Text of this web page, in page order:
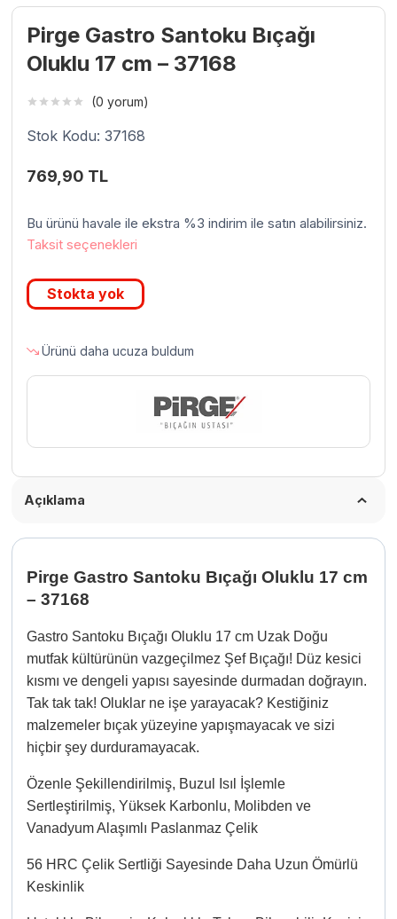
Pirge Gastro Santoku Bıçağı
Oluklu 17 cm – 37168
(0 yorum)
Stok Kodu: 37168
769,90 TL
Bu ürünü havale ile ekstra %3 indirim ile satın alabilirsiniz.
Taksit seçenekleri
Stokta yok
Ürünü daha ucuza buldum
Açıklama
Pirge Gastro Santoku Bıçağı Oluklu 17 cm
– 37168
Gastro Santoku Bıçağı Oluklu 17 cm Uzak Doğu
mutfak kültürünün vazgeçilmez Şef Bıçağı! Düz kesici
kısmı ve dengeli yapısı sayesinde durmadan doğrayın.
Tak tak tak! Oluklar ne işe yarayacak? Kestiğiniz
malzemeler bıçak yüzeyine yapışmayacak ve sizi
hiçbir şey durduramayacak.
Özenle Şekillendirilmiş, Buzul Isıl İşlemle
Sertleştirilmiş, Yüksek Karbonlu, Molibden ve
Vanadyum Alaşımlı Paslanmaz Çelik
56 HRC Çelik Sertliği Sayesinde Daha Uzun Ömürlü
Keskinlik